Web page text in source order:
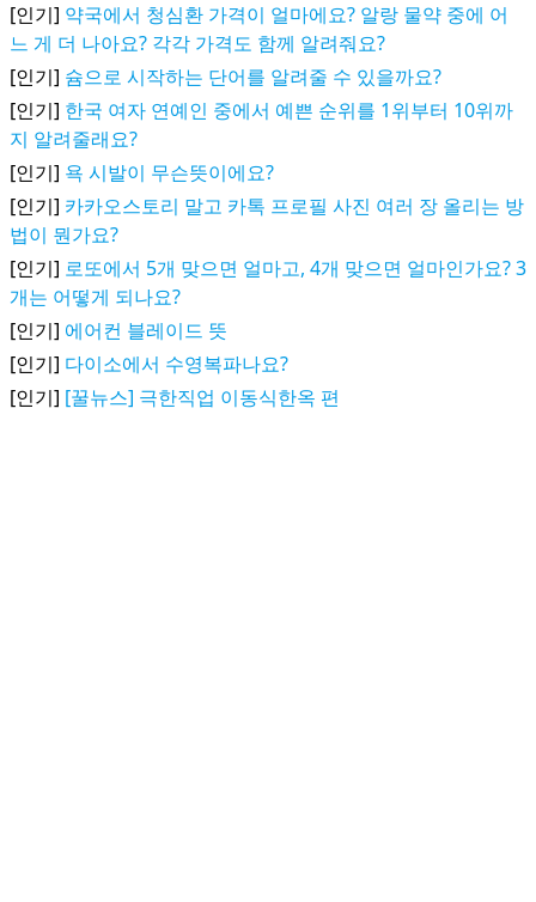
[인기] 약국에서 청심환 가격이 얼마에요? 알랑 물약 중에 어
느 게 더 나아요? 각각 가격도 함께 알려줘요?
[인기] 슘으로 시작하는 단어를 알려줄 수 있을까요?
[인기] 한국 여자 연예인 중에서 예쁜 순위를 1위부터 10위까
지 알려줄래요?
[인기] 욕 시발이 무슨뜻이에요?
[인기] 카카오스토리 말고 카톡 프로필 사진 여러 장 올리는 방
법이 뭔가요?
[인기] 로또에서 5개 맞으면 얼마고, 4개 맞으면 얼마인가요? 3
개는 어떻게 되나요?
[인기] 에어컨 블레이드 뜻
[인기] 다이소에서 수영복파나요?
[인기] [꿀뉴스] 극한직업 이동식한옥 편